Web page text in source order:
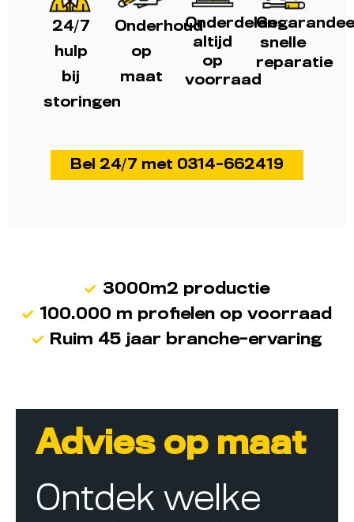
24/7
hulp
bij
storingen
Onderhoud
op
maat
Onderdelen
altijd
op
voorraad
snelle
reparatie
Bel 24/7 met 0314-662419
3000m2 productie
100.000 m profielen op voorraad
Ruim 45 jaar branche-ervaring
Advies op maat
Ontdek welke